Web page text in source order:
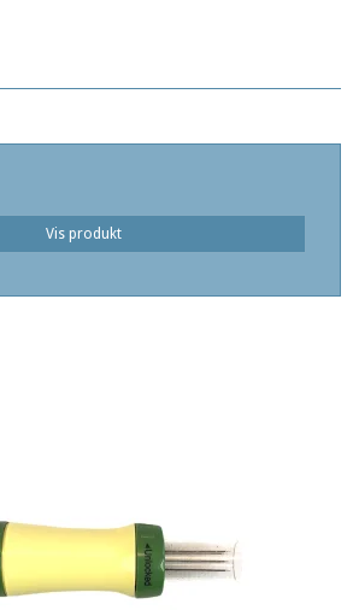
Vis produkt